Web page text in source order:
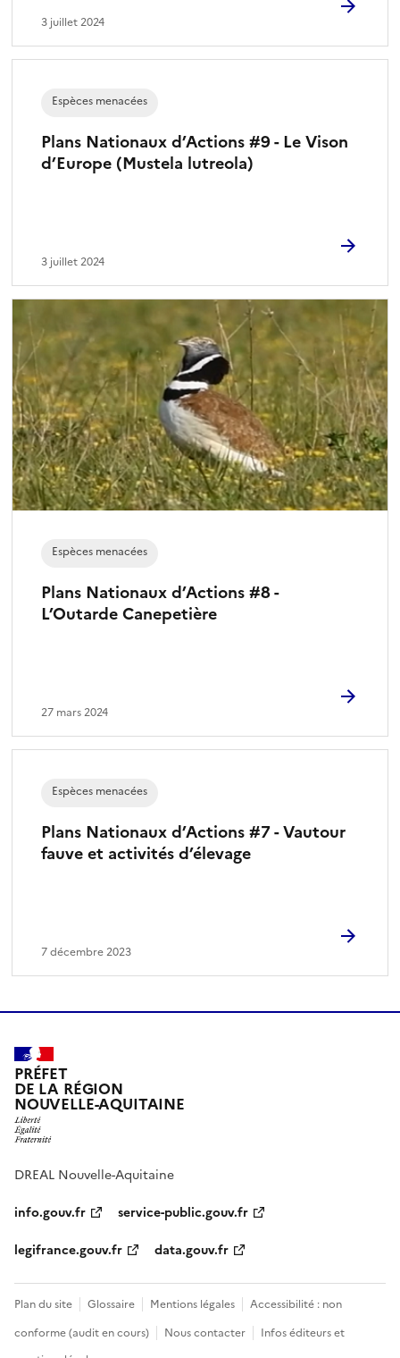
3 juillet 2024
Plans Nationaux d’Actions #9 - Le Vison
d’Europe (Mustela lutreola)
Espèces menacées
3 juillet 2024
Plans Nationaux d’Actions #8 -
L’Outarde Canepetière
Espèces menacées
27 mars 2024
Plans Nationaux d’Actions #7 - Vautour
fauve et activités d’élevage
Espèces menacées
7 décembre 2023
PRÉFET
DE LA RÉGION
NOUVELLE-AQUITAINE
DREAL Nouvelle-Aquitaine
info.gouv.fr
service-public.gouv.fr
legifrance.gouv.fr
data.gouv.fr
Plan du site Glossaire Mentions légales
Accessibilité : non
conforme (audit en cours)
Nous contacter
Infos éditeurs et